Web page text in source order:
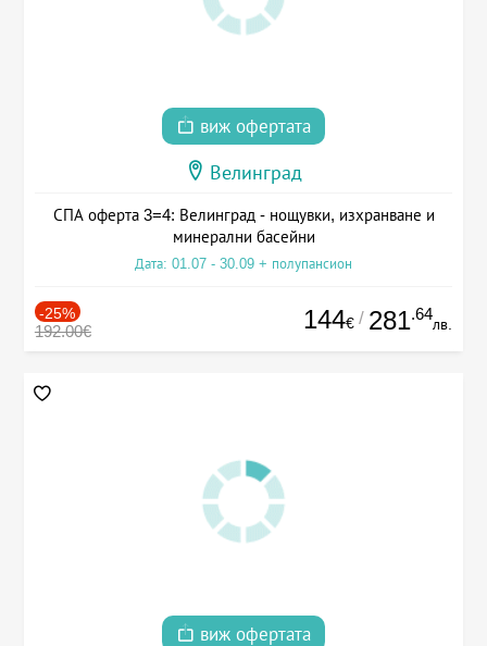
виж офертата
Велинград
СПА оферта 3=4: Велинград - нощувки, изхранване и
минерални басейни
Дата: 01.07 - 30.09 + полупансион
-25%
192.00€ 144€ / 281.64
лв.
виж офертата